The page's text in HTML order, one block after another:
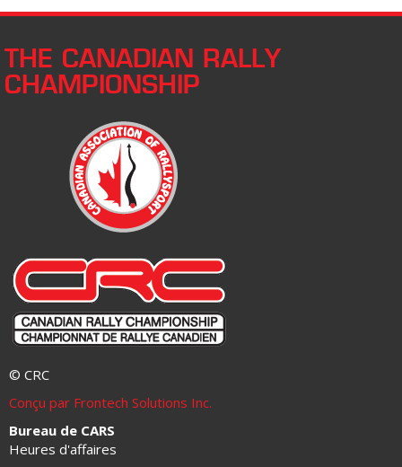
THE CANADIAN RALLY
CHAMPIONSHIP
© CRC
Conçu par Frontech Solutions Inc.
Bureau de CARS
Heures d'affaires